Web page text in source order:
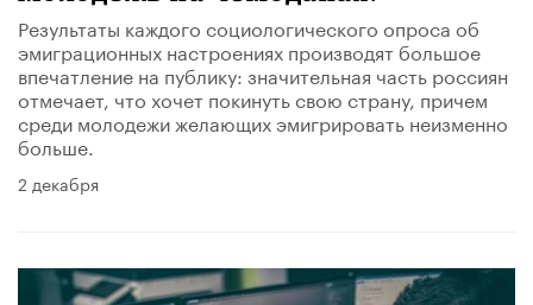
Результаты каждого социологического опроса об
эмиграционных настроениях производят большое
впечатление на публику: значительная часть россиян
отмечает, что хочет покинуть свою страну, причем
среди молодежи желающих эмигрировать неизменно
больше.
2 декабря